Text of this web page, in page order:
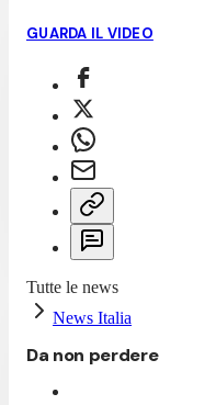
GUARDA IL VIDEO
Tutte le news
News Italia
Da non perdere